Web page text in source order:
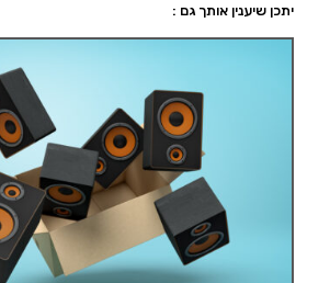
יתכן שיענין אותך גם :